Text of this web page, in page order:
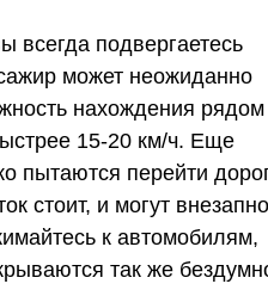
всегда подвергаетесь
может неожиданно
нахождения рядом
15-20 км/ч. Еще
пытаются перейти
стоит, и могут внезапно
к автомобилям,
так же